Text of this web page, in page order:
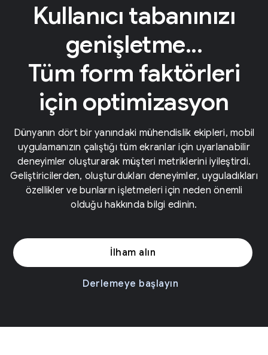
Kullanıcı tabanınızı
genişletme...
Tüm form faktörleri
için optimizasyon
Dünyanın dört bir yanındaki mühendislik ekipleri, mobil
uygulamanızın çalıştığı tüm ekranlar için uyarlanabilir
deneyimler oluşturarak müşteri metriklerini iyileştirdi.
Geliştiricilerden, oluşturdukları deneyimler, uyguladıkları
özellikler ve bunların işletmeleri için neden önemli
olduğu hakkında bilgi edinin.
İlham alın
Derlemeye başlayın